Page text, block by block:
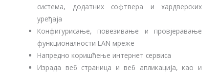
система, додатних софтвера и хардверских
уређаја
Конфигурисање, повезивање и провјеравање
функционалности LAN мреже
Напредно коришћење интернет сервиса
Израда веб страница и веб апликација, као и